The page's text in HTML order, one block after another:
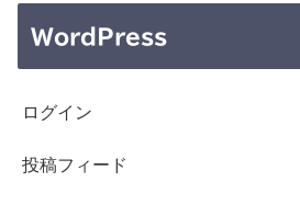
WordPress
ログイン
投稿フィード